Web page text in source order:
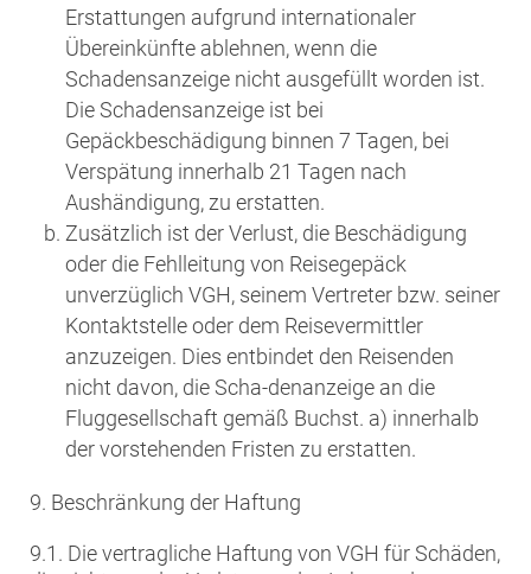
Erstattungen aufgrund internationaler
Übereinkünfte ablehnen, wenn die
Schadensanzeige nicht ausgefüllt worden ist.
Die Schadensanzeige ist bei
Gepäckbeschädigung binnen 7 Tagen, bei
Verspätung innerhalb 21 Tagen nach
Aushändigung, zu erstatten.
Zusätzlich ist der Verlust, die Beschädigung
oder die Fehlleitung von Reisegepäck
unverzüglich VGH, seinem Vertreter bzw. seiner
Kontaktstelle oder dem Reisevermittler
anzuzeigen. Dies entbindet den Reisenden
nicht davon, die Scha-denanzeige an die
Fluggesellschaft gemäß Buchst. a) innerhalb
der vorstehenden Fristen zu erstatten.
9. Beschränkung der Haftung
9.1. Die vertragliche Haftung von VGH für Schäden,